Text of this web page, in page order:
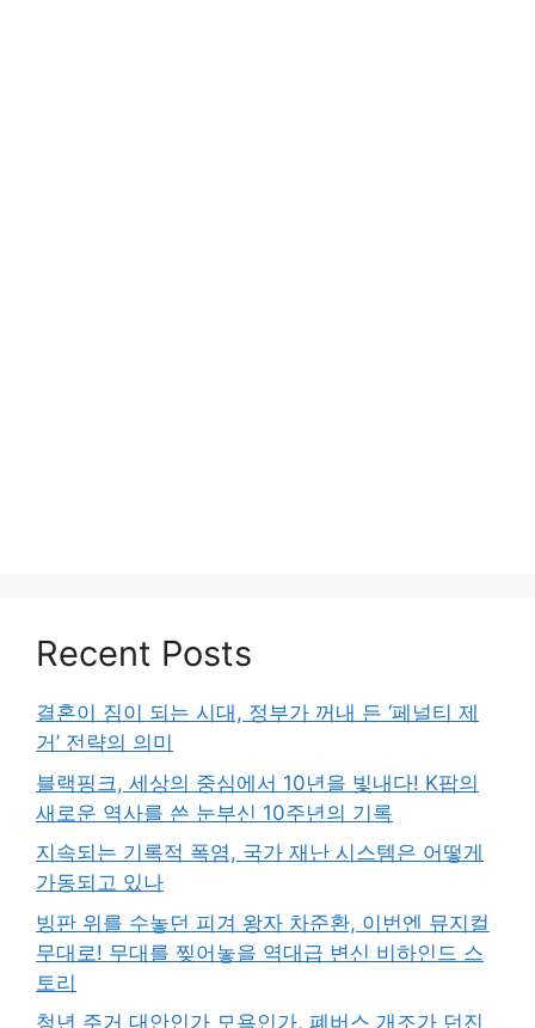
Recent Posts
결혼이 짐이 되는 시대, 정부가 꺼내 든 ‘페널티 제
거’ 전략의 의미
블랙핑크, 세상의 중심에서 10년을 빛내다! K팝의
새로운 역사를 쓴 눈부신 10주년의 기록
지속되는 기록적 폭염, 국가 재난 시스템은 어떻게
가동되고 있나
빙판 위를 수놓던 피겨 왕자 차준환, 이번엔 뮤지컬
무대로! 무대를 찢어놓을 역대급 변신 비하인드 스
토리
청년 주거 대안인가 모욕인가, 폐버스 개조가 던진